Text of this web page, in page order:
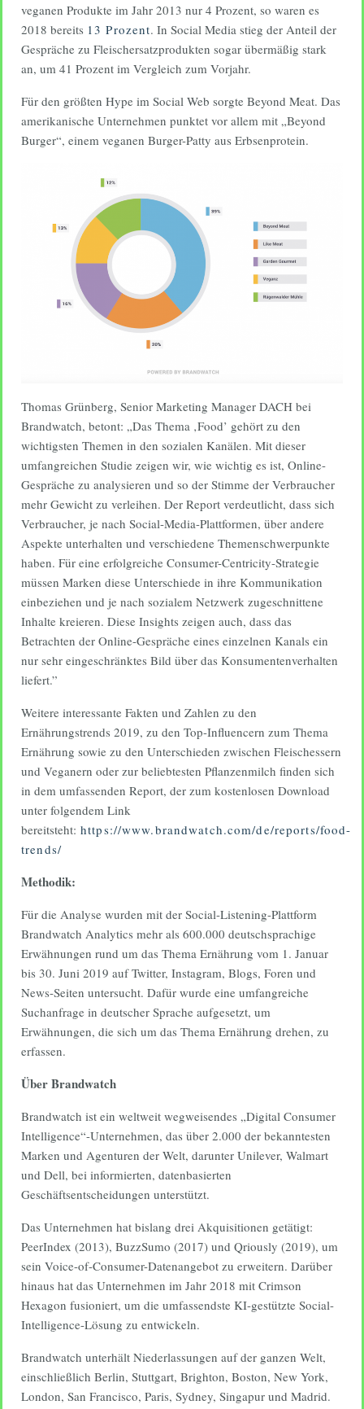
veganen Produkte im Jahr 2013 nur 4 Prozent, so waren es
2018 bereits 13 Prozent. In Social Media stieg der Anteil der
Gespräche zu Fleischersatzprodukten sogar übermäßig stark
an, um 41 Prozent im Vergleich zum Vorjahr.
Für den größten Hype im Social Web sorgte Beyond Meat. Das
amerikanische Unternehmen punktet vor allem mit „Beyond
Burger“, einem veganen Burger-Patty aus Erbsenprotein.
Thomas Grünberg, Senior Marketing Manager DACH bei
Brandwatch, betont: „Das Thema ‚Food’ gehört zu den
wichtigsten Themen in den sozialen Kanälen. Mit dieser
umfangreichen Studie zeigen wir, wie wichtig es ist, Online-
Gespräche zu analysieren und so der Stimme der Verbraucher
mehr Gewicht zu verleihen. Der Report verdeutlicht, dass sich
Verbraucher, je nach Social-Media-Plattformen, über andere
Aspekte unterhalten und verschiedene Themenschwerpunkte
haben. Für eine erfolgreiche Consumer-Centricity-Strategie
müssen Marken diese Unterschiede in ihre Kommunikation
einbeziehen und je nach sozialem Netzwerk zugeschnittene
Inhalte kreieren. Diese Insights zeigen auch, dass das
Betrachten der Online-Gespräche eines einzelnen Kanals ein
nur sehr eingeschränktes Bild über das Konsumentenverhalten
liefert.”
Weitere interessante Fakten und Zahlen zu den
Ernährungstrends 2019, zu den Top-Influencern zum Thema
Ernährung sowie zu den Unterschieden zwischen Fleischessern
und Veganern oder zur beliebtesten Pflanzenmilch finden sich
in dem umfassenden Report, der zum kostenlosen Download
unter folgendem Link
bereitsteht: https://www.brandwatch.com/de/reports/food-
trends/
Methodik:
Für die Analyse wurden mit der Social-Listening-Plattform
Brandwatch Analytics mehr als 600.000 deutschsprachige
Erwähnungen rund um das Thema Ernährung vom 1. Januar
bis 30. Juni 2019 auf Twitter, Instagram, Blogs, Foren und
News-Seiten untersucht. Dafür wurde eine umfangreiche
Suchanfrage in deutscher Sprache aufgesetzt, um
Erwähnungen, die sich um das Thema Ernährung drehen, zu
erfassen.
Über Brandwatch
Brandwatch ist ein weltweit wegweisendes „Digital Consumer
Intelligence“-Unternehmen, das über 2.000 der bekanntesten
Marken und Agenturen der Welt, darunter Unilever, Walmart
und Dell, bei informierten, datenbasierten
Geschäftsentscheidungen unterstützt.
Das Unternehmen hat bislang drei Akquisitionen getätigt:
PeerIndex (2013), BuzzSumo (2017) und Qriously (2019), um
sein Voice-of-Consumer-Datenangebot zu erweitern. Darüber
hinaus hat das Unternehmen im Jahr 2018 mit Crimson
Hexagon fusioniert, um die umfassendste KI-gestützte Social-
Intelligence-Lösung zu entwickeln.
Brandwatch unterhält Niederlassungen auf der ganzen Welt,
einschließlich Berlin, Stuttgart, Brighton, Boston, New York,
London, San Francisco, Paris, Sydney, Singapur und Madrid.